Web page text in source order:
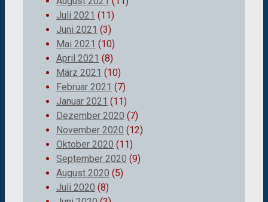
Juli 2021 (11)
Juni 2021 (3)
Mai 2021 (10)
April 2021 (8)
März 2021 (10)
Februar 2021 (7)
Januar 2021 (11)
Dezember 2020 (7)
November 2020 (12)
Oktober 2020 (11)
September 2020 (9)
August 2020 (5)
Juli 2020 (8)